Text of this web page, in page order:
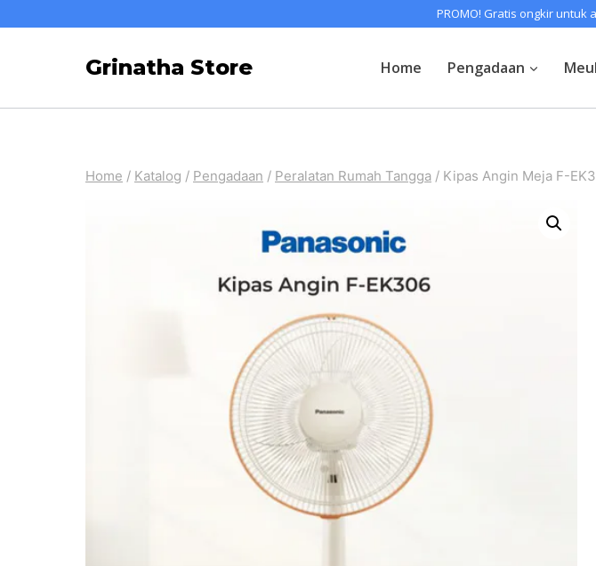
PROMO! Gratis ongkir
Grinatha Store Home Pengadaan
Home / Katalog / Pengadaan / Peralatan Rumah Tangga / Kipas Angin Meja F-